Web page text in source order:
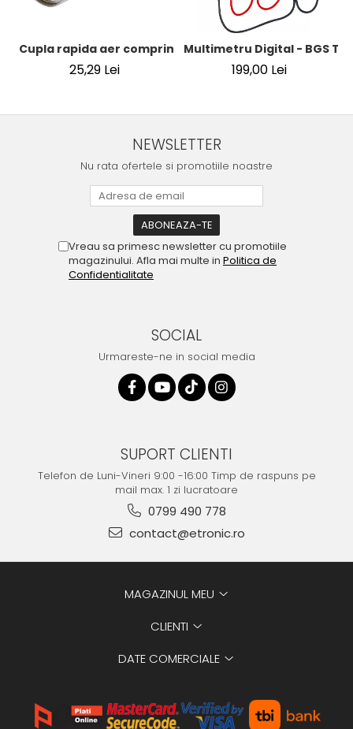
Cupla rapida aer comprimat cu racord furtun 8 mm (5/
25,29 Lei
Multimetru Digital - BGS
199,00 Lei
NEWSLETTER
Nu rata ofertele si promotiile noastre
Vreau sa primesc newsletter cu promotiile
magazinului. Afla mai multe in Politica de
Confidentialitate
SOCIAL
Urmareste-ne in social media
SUPORT CLIENTI
Telefon de Luni-Vineri 9:00 -16:00 Timp de raspuns pe
mail max. 1 zi lucratoare
0799 490 778
contact@etronic.ro
MAGAZINUL MEU
CLIENTI
DATE COMERCIALE